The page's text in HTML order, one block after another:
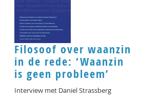
Filosoof over waanzin
in de rede: ‘Waanzin
is geen probleem’
Interview met Daniel Strassberg